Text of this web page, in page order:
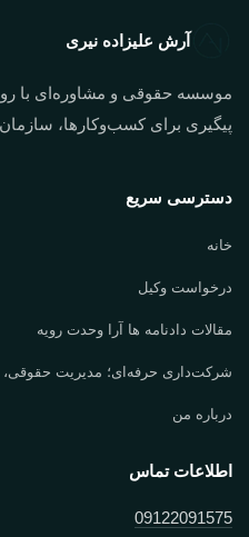
آرش علیزاده نیری
موسسه حقوقی و مشاوره‌ای با
پیگیری برای کسب‌وکارها،
دسترسی سریع
خانه
درخواست وکیل
مقالات دادنامه ها آرا وحدت رویه
شرکت‌داری حرفه‌ای؛ مدیریت حقوقی،
درباره من
اطلاعات تماس
09122091575